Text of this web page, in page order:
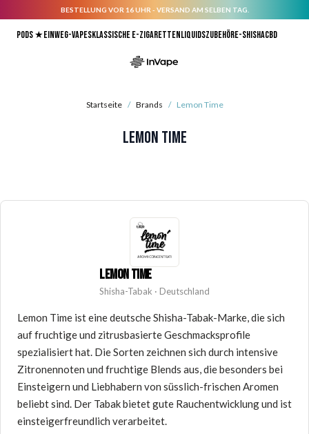
BESTELLUNG VOR 16 UHR - VERSAND AM SELBEN TAG.
Pods ★Einweg-VapesKlassische E-ZigarettenLiquidsZubehörE-ShishaCBD
Startseite / Brands / Lemon Time
Lemon Time
LEMON TIME
Shisha-Tabak · Deutschland
Lemon Time ist eine deutsche Shisha-Tabak-Marke, die sich
auf fruchtige und zitrusbasierte Geschmacksprofile
spezialisiert hat. Die Sorten zeichnen sich durch intensive
Zitronennoten und fruchtige Blends aus, die besonders bei
Einsteigern und Liebhabern von süsslich-frischen Aromen
beliebt sind. Der Tabak bietet gute Rauchentwicklung und ist
einsteigerfreundlich verarbeitet.